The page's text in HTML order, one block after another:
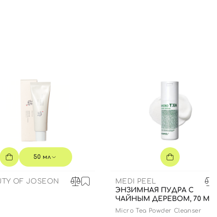
50 мл
OF JOSEON
MEDI PEEL
ЭНЗИМНАЯ ПУДРА С
ЧАЙНЫМ ДЕРЕВОМ, 70 МЛ
Micro Tea Powder Cleanser